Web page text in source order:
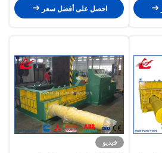
احصل على أفضل سعر
فيديو